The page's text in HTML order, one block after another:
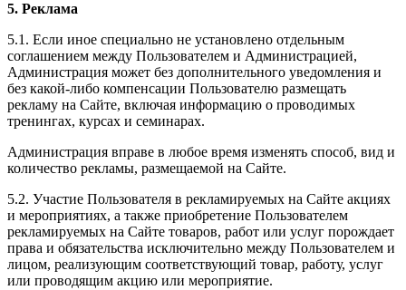
5. Реклама
5.1. Если иное специально не установлено отдельным
соглашением между Пользователем и Администрацией,
Администрация может без дополнительного уведомления и
без какой-либо компенсации Пользователю размещать
рекламу на Сайте, включая информацию о проводимых
тренингах, курсах и семинарах.
Администрация вправе в любое время изменять способ, вид и
количество рекламы, размещаемой на Сайте.
5.2. Участие Пользователя в рекламируемых на Сайте акциях
и мероприятиях, а также приобретение Пользователем
рекламируемых на Сайте товаров, работ или услуг порождает
права и обязательства исключительно между Пользователем и
лицом, реализующим соответствующий товар, работу, услуг
или проводящим акцию или мероприятие.